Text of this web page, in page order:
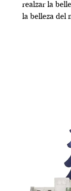
realzar la
la belleza del